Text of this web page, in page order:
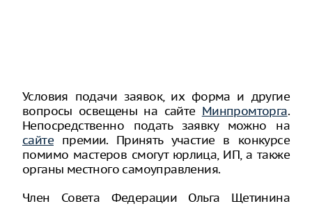
Условия подачи заявок, их форма и другие
вопросы освещены на сайте Минпромторга.
Непосредственно подать заявку можно на
сайте премии. Принять участие в конкурсе
помимо мастеров смогут юрлица, ИП, а также
органы местного самоуправления.
Член Совета Федерации Ольга Щетинина